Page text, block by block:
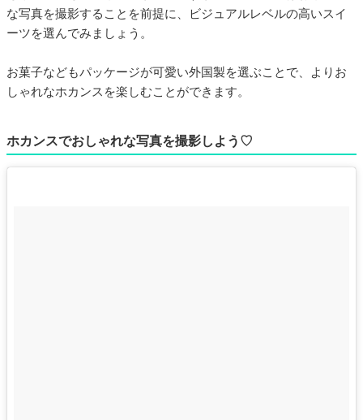
な写真を撮影することを前提に、ビジュアルレベルの高いスイ
ーツを選んでみましょう。
お菓子などもパッケージが可愛い外国製を選ぶことで、よりお
しゃれなホカンスを楽しむことができます。
ホカンスでおしゃれな写真を撮影しよう♡